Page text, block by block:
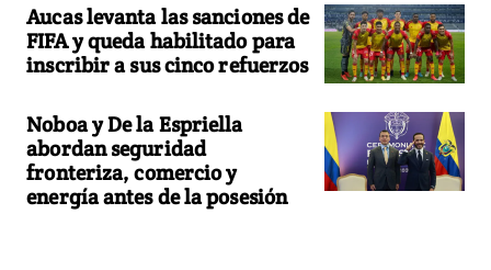
Aucas levanta las sanciones de
FIFA y queda habilitado para
inscribir a sus cinco refuerzos
Noboa y De la Espriella
abordan seguridad
fronteriza, comercio y
energía antes de la posesión